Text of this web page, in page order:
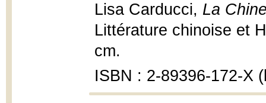
Lisa Carducci, La
Littérature chinoise et
cm.
ISBN : 2-89396-172-X